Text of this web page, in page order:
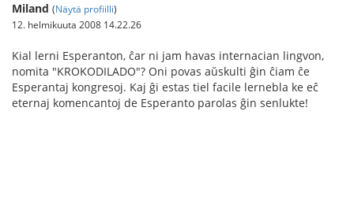
Miland (Näytä profiilli)
12. helmikuuta 2008 14.22.26
Kial lerni Esperanton, ĉar ni jam havas internacian lingvon,
nomita "KROKODILADO"? Oni povas aŭskulti ĝin ĉiam ĉe
Esperantaj kongresoj. Kaj ĝi estas tiel facile lernebla ke eĉ
eternaj komencantoj de Esperanto parolas ĝin senlukte!